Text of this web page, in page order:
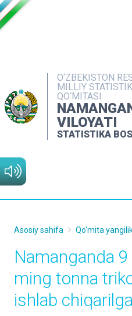
O‘ZBEKISTON
MILLIY
QO‘MITASI
VILOYATI
STATISTIKA
INTERAKTIV
Asosiy sahifa Qo'mita
Namanganda
ming tonna
ishlab